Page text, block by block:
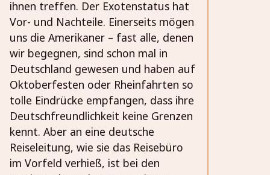
ihnen treffen. Der Exotenstatus hat
Vor- und Nachteile. Einerseits mögen
uns die Amerikaner – fast alle, denen
wir begegnen, sind schon mal in
Deutschland gewesen und haben auf
Oktoberfesten oder Rheinfahrten so
tolle Eindrücke empfangen, dass ihre
Deutschfreundlichkeit keine Grenzen
kennt. Aber an eine deutsche
Reiseleitung, wie sie das Reisebüro
im Vorfeld verhieß, ist bei den